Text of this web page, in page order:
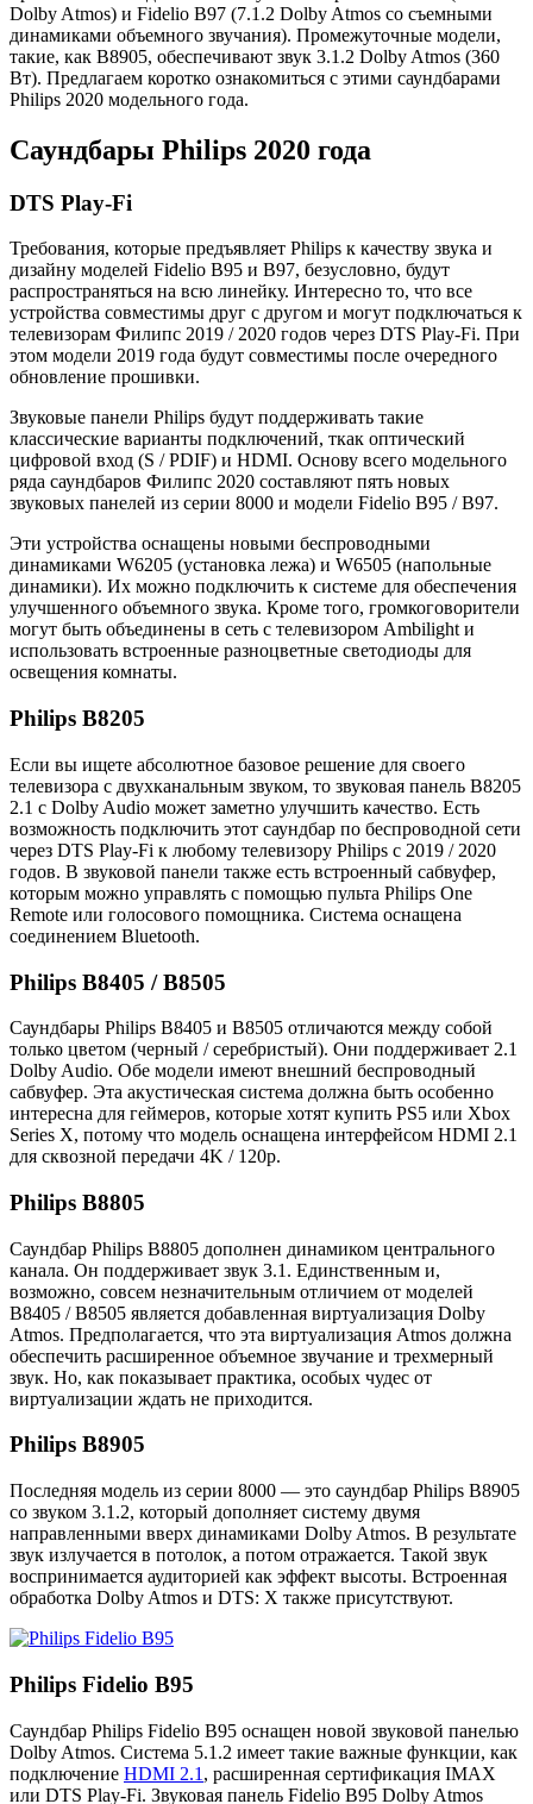
Dolby Atmos) и Fidelio B97 (7.1.2 Dolby Atmos со съемными
динамиками объемного звучания). Промежуточные модели,
такие, как B8905, обеспечивают звук 3.1.2 Dolby Atmos (360
Вт). Предлагаем коротко ознакомиться с этими саундбарами
Philips 2020 модельного года.
Саундбары Philips 2020 года
DTS Play-Fi
Требования, которые предъявляет Philips к качеству звука и
дизайну моделей Fidelio B95 и B97, безусловно, будут
распространяться на всю линейку. Интересно то, что все
устройства совместимы друг с другом и могут подключаться к
телевизорам Филипс 2019 / 2020 годов через DTS Play-Fi. При
этом модели 2019 года будут совместимы после очередного
обновление прошивки.
Звуковые панели Philips будут поддерживать такие
классические варианты подключений, ткак оптический
цифровой вход (S / PDIF) и HDMI. Основу всего модельного
ряда саундбаров Филипс 2020 составляют пять новых
звуковых панелей из серии 8000 и модели Fidelio B95 / B97.
Эти устройства оснащены новыми беспроводными
динамиками W6205 (установка лежа) и W6505 (напольные
динамики). Их можно подключить к системе для обеспечения
улучшенного объемного звука. Кроме того, громкоговорители
могут быть объединены в сеть с телевизором Ambilight и
использовать встроенные разноцветные светодиоды для
освещения комнаты.
Philips B8205
Если вы ищете абсолютное базовое решение для своего
телевизора с двухканальным звуком, то звуковая панель B8205
2.1 с Dolby Audio может заметно улучшить качество. Есть
возможность подключить этот саундбар по беспроводной сети
через DTS Play-Fi к любому телевизору Philips с 2019 / 2020
годов. В звуковой панели также есть встроенный сабвуфер,
которым можно управлять с помощью пульта Philips One
Remote или голосового помощника. Система оснащена
соединением Bluetooth.
Philips B8405 / B8505
Саундбары Philips B8405 и B8505 отличаются между собой
только цветом (черный / серебристый). Они поддерживает 2.1
Dolby Audio. Обе модели имеют внешний беспроводный
сабвуфер. Эта акустическая система должна быть особенно
интересна для геймеров, которые хотят купить PS5 или Xbox
Series X, потому что модель оснащена интерфейсом HDMI 2.1
для сквозной передачи 4K / 120p.
Philips B8805
Саундбар Philips B8805 дополнен динамиком центрального
канала. Он поддерживает звук 3.1. Единственным и,
возможно, совсем незначительным отличием от моделей
B8405 / B8505 является добавленная виртуализация Dolby
Atmos. Предполагается, что эта виртуализация Atmos должна
обеспечить расширенное объемное звучание и трехмерный
звук. Но, как показывает практика, особых чудес от
виртуализации ждать не приходится.
Philips B8905
Последняя модель из серии 8000 — это саундбар Philips B8905
со звуком 3.1.2, который дополняет систему двумя
направленными вверх динамиками Dolby Atmos. В результате
звук излучается в потолок, а потом отражается. Такой звук
воспринимается аудиторией как эффект высоты. Встроенная
обработка Dolby Atmos и DTS: X также присутствуют.
Philips Fidelio B95
Саундбар Philips Fidelio B95 оснащен новой звуковой панелью
Dolby Atmos. Система 5.1.2 имеет такие важные функции, как
подключение HDMI 2.1 , расширенная сертификация IMAX
или DTS Play-Fi. Звуковая панель Fidelio B95 Dolby Atmos